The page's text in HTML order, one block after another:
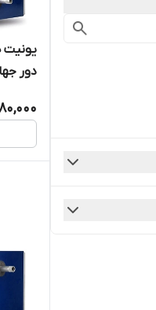
دور